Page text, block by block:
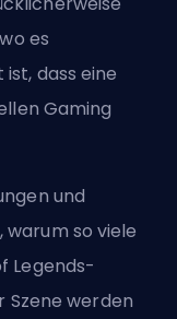
es
dass eine
Gaming
und
so viele
Legends-
Szene werden